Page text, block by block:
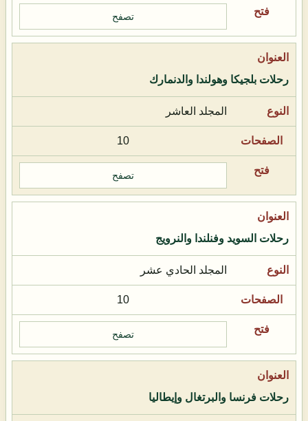
تصفح
رحلات بلجيكا وهولندا والدنمارك
المجلد العاشر
10
تصفح
رحلات السويد وفنلندا والنرويج
المجلد الحادي عشر
10
تصفح
رحلات فرنسا والبرتغال وإيطاليا